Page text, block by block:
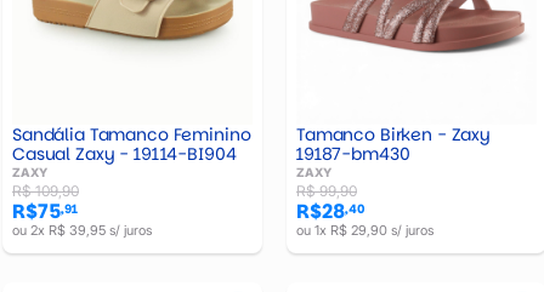
Sandália Tamanco Feminino
Casual Zaxy - 19114-BI904
ZAXY
R$ 109,90
R$75,91
ou 2x R$ 39,95 s/ juros
Tamanco Birken - Zaxy
19187-bm430
ZAXY
R$ 99,90
R$28,40
ou 1x R$ 29,90 s/ juros